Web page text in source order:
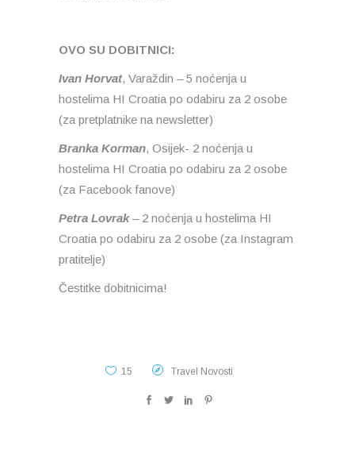
OVO SU DOBITNICI:
Ivan Horvat, Varaždin – 5 noćenja u
hostelima HI Croatia po odabiru za 2 osobe
(za pretplatnike na newsletter)
Branka Korman, Osijek- 2 noćenja u
hostelima HI Croatia po odabiru za 2 osobe
(za Facebook fanove)
Petra Lovrak– 2 noćenja u hostelima HI
Croatia po odabiru za 2 osobe (za Instagram
pratitelje)
Čestitke dobitnicima!
15 Travel Novosti